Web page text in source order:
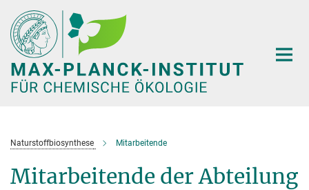
Hauptinhalt
Naturstoffbiosynthese Mitarbeitende
Mitarbeitende der Abteilung